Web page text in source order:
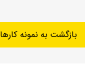
بازگشت به نمونه کارها